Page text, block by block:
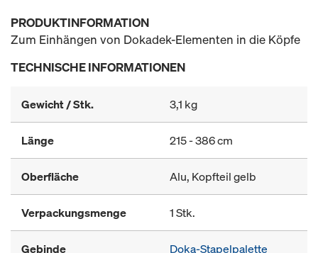
PRODUKTINFORMATION
Zum Einhängen von Dokadek-Elementen in die Köpfe
TECHNISCHE INFORMATIONEN
Gewicht / Stk. 3,1 kg
Länge 215 - 386 cm
Oberfläche Alu, Kopfteil gelb
Verpackungsmenge 1 Stk.
Gebinde
Doka-Stapelpalette